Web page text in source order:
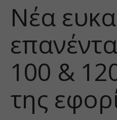
Νέα
100 &
της